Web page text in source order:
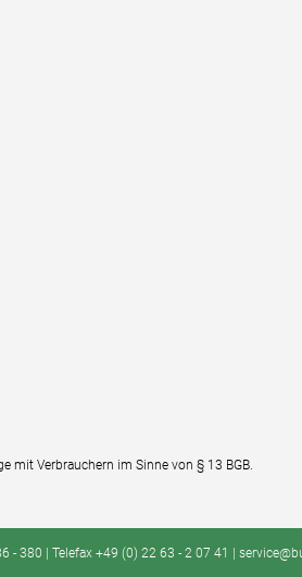
mit Verbrauchern im Sinne von § 13 BGB.
- 380 | Telefax +49 (0) 22 63 - 2 07 41 |